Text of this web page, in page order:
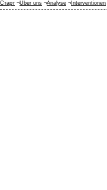
Старт ¬Über uns ¬Analyse ¬ Interventionen